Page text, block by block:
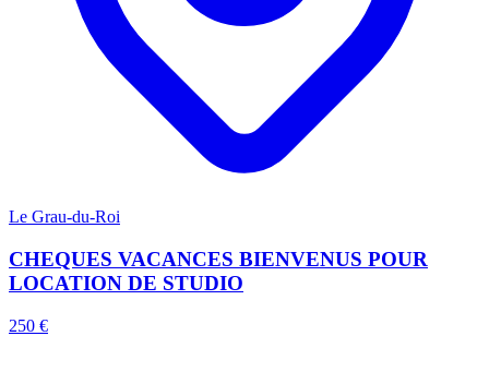
Le Grau-du-Roi
CHEQUES VACANCES BIENVENUS POUR
LOCATION DE STUDIO
250 €